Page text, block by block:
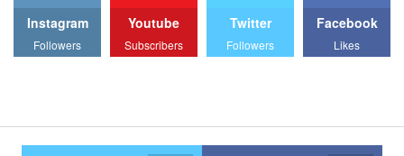
Facebook
Likes
Twitter
Followers
Youtube
Subscribers
Instagram
Followers